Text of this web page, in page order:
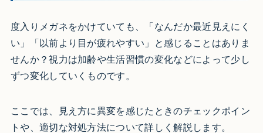
度入りメガネをかけていても、「なんだか最近見えにく
い」「以前より目が疲れやすい」と感じることはありま
せんか？視力は加齢や生活習慣の変化などによって少し
ずつ変化していくものです。
ここでは、見え方に異変を感じたときのチェックポイン
トや、適切な対処方法について詳しく解説します。